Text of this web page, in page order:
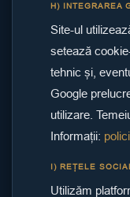
H) INTEGRAREA
Site-ul
setează
tehnic și,
Google
utilizare.
Informații:
I) REȚELE
Utilizăm